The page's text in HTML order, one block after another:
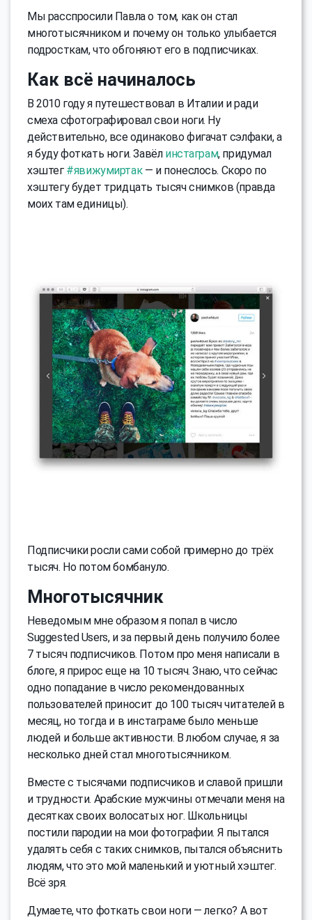
Мы расспросили Павла о том, как он стал
многотысячником и почему он только улыбается
подросткам, что обгоняют его в подписчиках.
Как всё начиналось
В 2010 году я путешествовал в Италии и ради
смеха сфотографировал свои ноги. Ну
действительно, все одинаково фигачат сэлфаки, а
я буду фоткать ноги. Завёл инстаграм, придумал
хэштег #явижумиртак— и понеслось. Скоро по
хэштегу будет тридцать тысяч снимков (правда
моих там единицы).
Подписчики росли сами собой примерно до трёх
тысяч. Но потом бомбануло.
Многотысячник
Неведомым мне образом я попал в число
Suggested Users, и за первый день получило более
7 тысяч подписчиков. Потом про меня написали в
блоге, я прирос еще на 10 тысяч. Знаю, что сейчас
одно попадание в число рекомендованных
пользователей приносит до 100 тысяч читателей в
месяц, но тогда и в инстаграме было меньше
людей и больше активности. В любом случае, я за
несколько дней стал многотысячником.
Вместе с тысячами подписчиков и славой пришли
и трудности. Арабские мужчины отмечали меня на
десятках своих волосатых ног. Школьницы
постили пародии на мои фотографии. Я пытался
удалять себя с таких снимков, пытался объяснить
людям, что это мой маленький и уютный хэштег.
Всё зря.
Думаете, что фоткать свои ноги — легко? А вот